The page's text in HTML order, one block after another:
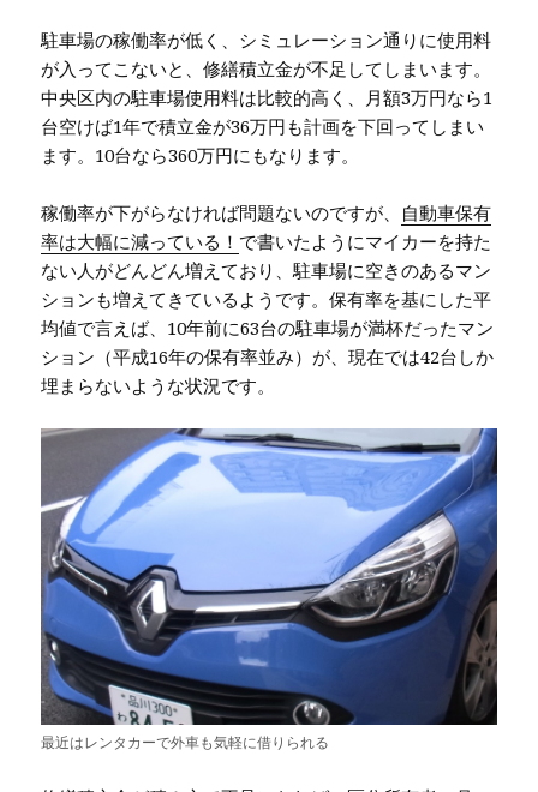
駐車場の稼働率が低く、シミュレーション通りに使用料
が入ってこないと、修繕積立金が不足してしまいます。
中央区内の駐車場使用料は比較的高く、月額3万円なら1
台空けば1年で積立金が36万円も計画を下回ってしまい
ます。10台なら360万円にもなります。
稼働率が下がらなければ問題ないのですが、 自動車保有
率は大幅に減っている！ で書いたようにマイカーを持た
ない人がどんどん増えており、駐車場に空きのあるマン
ションも増えてきているようです。保有率を基にした平
均値で言えば、10年前に63台の駐車場が満杯だったマン
ション（平成16年の保有率並み）が、現在では42台しか
埋まらないような状況です。
最近はレンタカーで外車も気軽に借りられる